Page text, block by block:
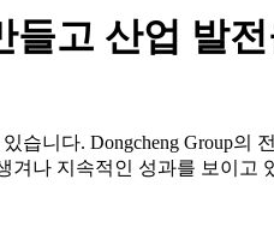
고 산업 발
니다. Dongcheng Group의
지속적인 성과를 보이고